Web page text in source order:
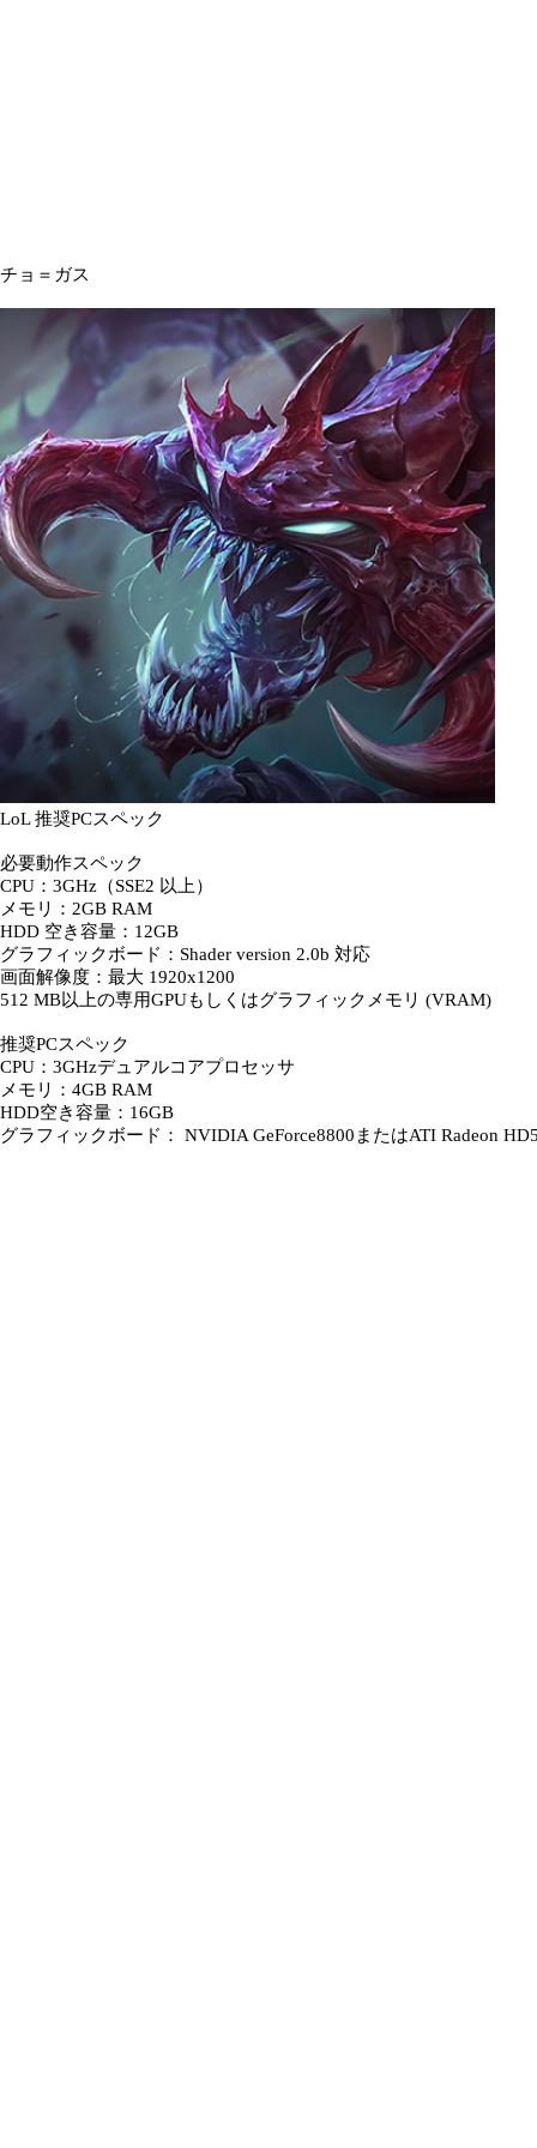
チョ＝ガス
LoL 推奨PCスペック
必要動作スペック
CPU：3GHz（SSE2 以上）
メモリ：2GB RAM
HDD 空き容量：12GB
グラフィックボード：Shader version 2.0b 対応
画面解像度：最大 1920x1200
512 MB以上の専用GPUもしくはグラフィックメモリ (VRAM)
推奨PCスペック
CPU：3GHzデュアルコアプロセッサ
メモリ：4GB RAM
HDD空き容量：16GB
グラフィックボード： NVIDIA GeForce8800またはATI Radeon